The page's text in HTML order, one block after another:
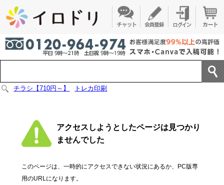
チラシ【710円～】 トレカ印刷
アクセスしようとしたページは見つかり
ませんでした
このページは、一時的にアクセスできない状況にあるか、PC版専
用のURLになります。